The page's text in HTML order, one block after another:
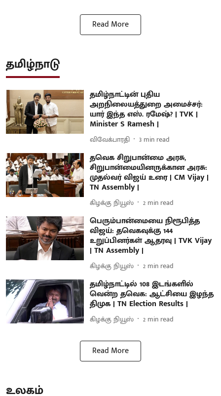
Read More
தமிழ்நாடு
தமிழ்நாட்டின் புதிய
அறநிலையத்துறை அமைச்சர்:
யார் இந்த எஸ். ரமேஷ்? | TVK |
Minister S Ramesh |
விவேக்பாரதி 3 min read
தவெக சிறுபான்மை அரசு,
சிறுபான்மையினருக்கான அரசு:
முதல்வர் விஜய் உரை | CM Vijay |
TN Assembly |
கிழக்கு நியூஸ் 2 min read
பெரும்பான்மையை நிரூபித்த
விஜய்: தவெகவுக்கு 144
உறுப்பினர்கள் ஆதரவு | TVK Vijay
| TN Assembly |
கிழக்கு நியூஸ் 2 min read
தமிழ்நாட்டில் 108 இடங்களில்
வென்ற தவெக: ஆட்சியை இழந்த
திமுக | TN Election Results |
கிழக்கு நியூஸ் 2 min read
Read More
உலகம்